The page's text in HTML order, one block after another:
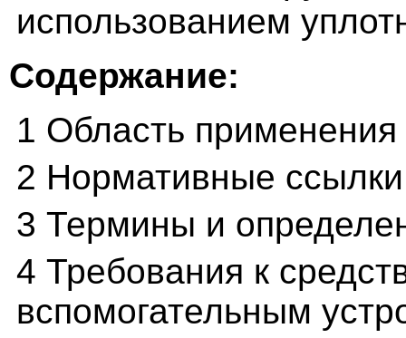
использованием
Содержание:
1 Область применения
2 Нормативные ссылки
3 Термины и
4 Требования к
вспомогательным